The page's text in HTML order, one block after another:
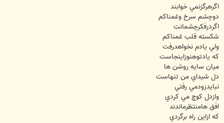
اگرهرگزنمي خوابند
دوچشم سرخ وغمناكم
اگردرفكرچشمانت
شكسته قلب غمناكم
ولي يادم نخواهدرفت
كه يادتوهنوزاينجاست
ميان سايه روشن ها
دل شيداي من تنهاست
نبايدزودمي رفتي
وازدل كوچ مي كردي
افق هامنتظرماندند
كه ازاين راه برگردي